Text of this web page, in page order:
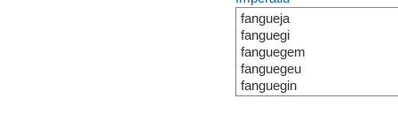
fangueja
fanguegi
fanguegem
fanguegeu
fanguegin